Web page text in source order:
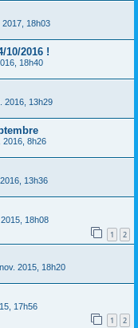
2017, 18h03
10/2016 !
18h40
2016, 13h29
2016, 8h26
13h36
18h08
1 2
2015, 18h20
17h56
1 2